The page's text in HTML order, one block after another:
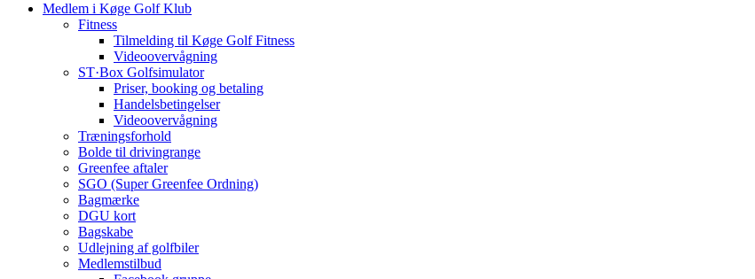
Medlem i Køge Golf Klub
Fitness
Tilmelding til Køge Golf Fitness
Videoovervågning
ST·Box Golfsimulator
Priser, booking og betaling
Handelsbetingelser
Videoovervågning
Træningsforhold
Bolde til drivingrange
Greenfee aftaler
SGO (Super Greenfee Ordning)
Bagmærke
DGU kort
Bagskabe
Udlejning af golfbiler
Medlemstilbud